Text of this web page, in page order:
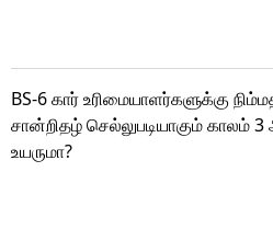
BS-6 கார் உரிமையாளர்களுக்கு
சான்றிதழ் செல்லுபடியாகும்
உயருமா?